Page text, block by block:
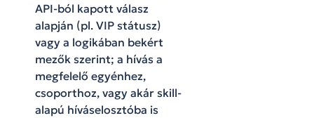
API-ból kapott válasz
alapján (pl. VIP státusz)
vagy a logikában bekért
mezők szerint; a hívás a
megfelelő egyénhez,
csoporthoz, vagy akár skill-
alapú híváselosztóba is